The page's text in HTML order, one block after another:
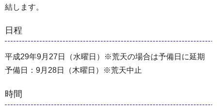
結します。
日程
平成29年9月27日（水曜日）※荒天の場合は予備日に延期
予備日：9月28日（木曜日）※荒天中止
時間